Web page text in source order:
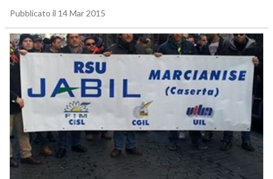
Pubblicato il 14 Mar 2015